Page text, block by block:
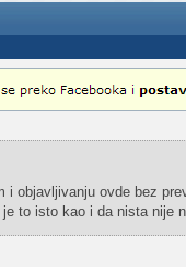
i objavljivanju ovde bez
to isto kao i da nista nije